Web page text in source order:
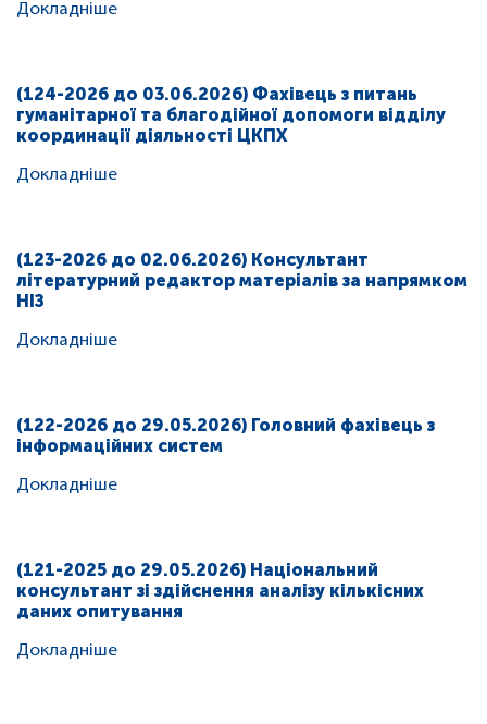
Докладніше
(124-2026 до 03.06.2026) Фахівець з питань
гуманітарної та благодійної допомоги відділу
координації діяльності ЦКПХ
Докладніше
(123-2026 до 02.06.2026) Консультант
літературний редактор матеріалів за напрямком
НІЗ
Докладніше
(122-2026 до 29.05.2026) Головний фахівець з
інформаційних систем
Докладніше
(121-2025 до 29.05.2026) Національний
консультант зі здійснення аналізу кількісних
даних опитування
Докладніше